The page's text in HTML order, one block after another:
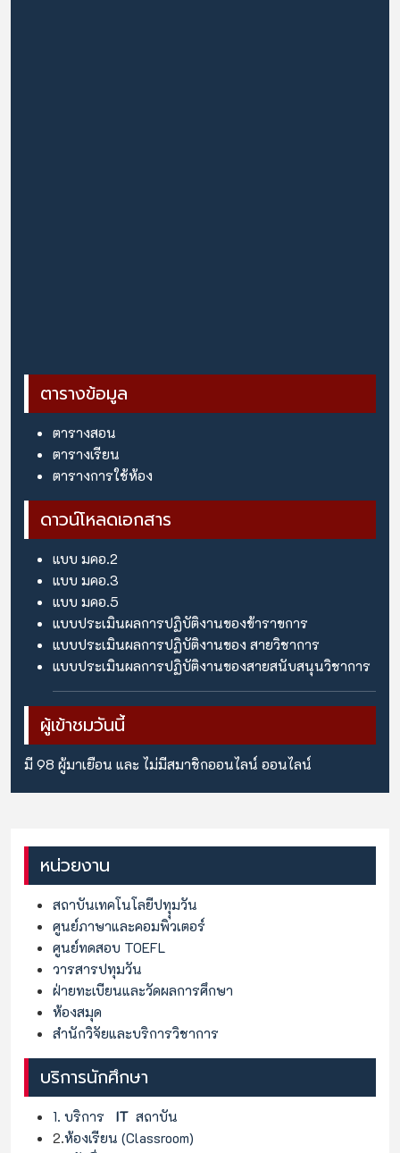
ตารางข้อมูล
ตารางสอน
ตารางเรียน
ตารางการใช้ห้อง
ดาวน์โหลดเอกสาร
แบบ มคอ.2
แบบ มคอ.3
แบบ มคอ.5
แบบประเมินผลการปฏิบัติงานของข้าราขการ
แบบประเมินผลการปฏิบัติงานของ สายวิชาการ
แบบประเมินผลการปฏิบัติงานของสายสนับสนุนวิชาการ
ผู้เข้าชมวันนี้
มี 98 ผู้มาเยือน และ ไม่มีสมาชิกออนไลน์ ออนไลน์
หน่วยงาน
สถาบันเทคโนโลยีปทุุมวัน
ศูนย์ภาษาและคอมพิวเตอร์
ศูนย์ทดสอบ TOEFL
วารสารปทุมวัน
ฝ่ายทะเบียนและวัดผลการศึกษา
ห้องสมุด
สำนักวิจัยและบริการวิชาการ
บริการนักศึกษา
1. บริการ IT สถาบัน
2.ห้องเรียน (Classroom)